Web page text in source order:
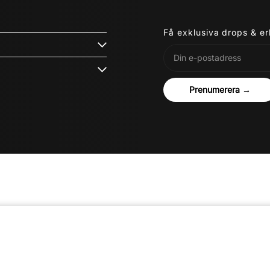
Få exklusiva drops &
Prenumerera →